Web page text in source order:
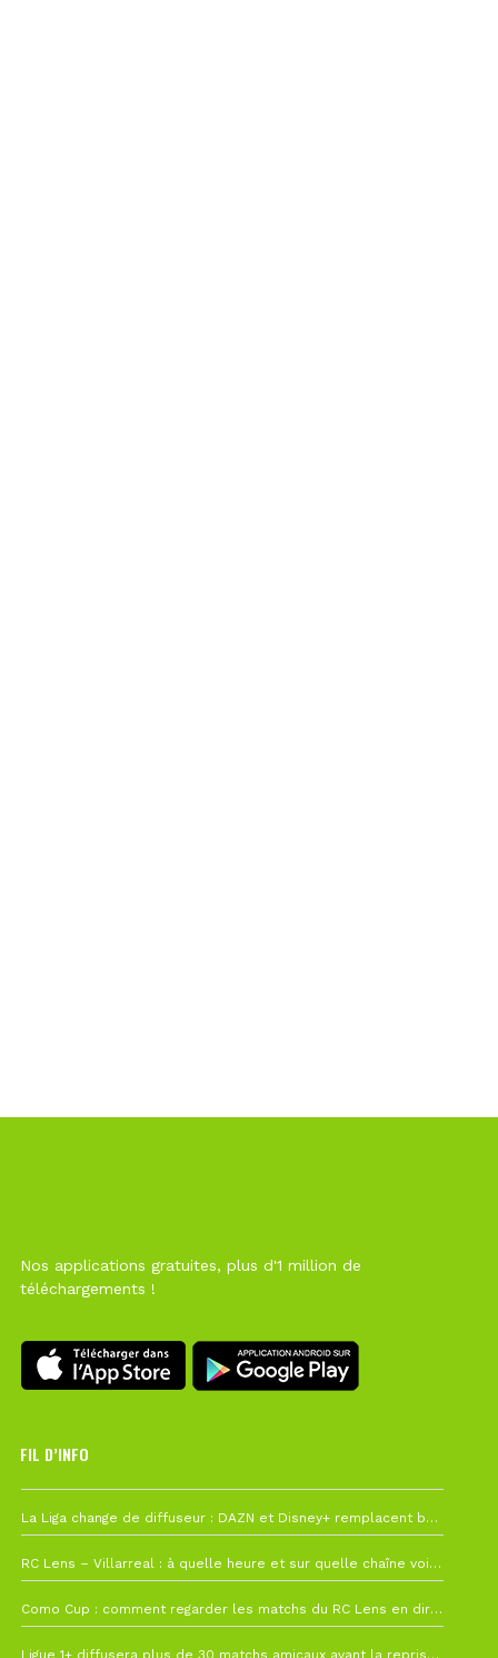
Nos applications gratuites, plus d'1 million de
téléchargements !
FIL D’INFO
La Liga change de diffuseur : DAZN et Disney+ remplacent beIN Sports !
RC Lens – Villarreal : à quelle heure et sur quelle chaîne voir la finale de la Como Cup ?
Como Cup : comment regarder les matchs du RC Lens en direct ?